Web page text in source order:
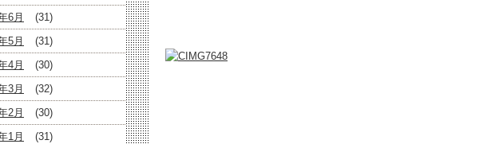
6月
(31)
5月
(31)
4月
(30)
3月
(32)
2月
(30)
1月
(31)